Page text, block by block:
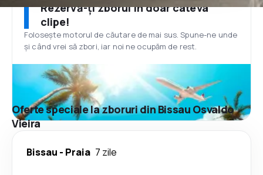
Rezervă-ți zborul în doar câteva
clipe!
Folosește motorul de căutare de mai sus. Spune-ne unde
și când vrei să zbori, iar noi ne ocupăm de rest.
Oferte speciale la zboruri din Bissau Osvaldo
Vieira
Bissau - Praia 7 zile